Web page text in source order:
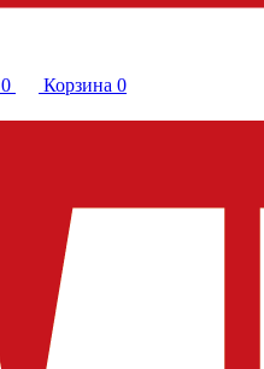
0 Корзина 0